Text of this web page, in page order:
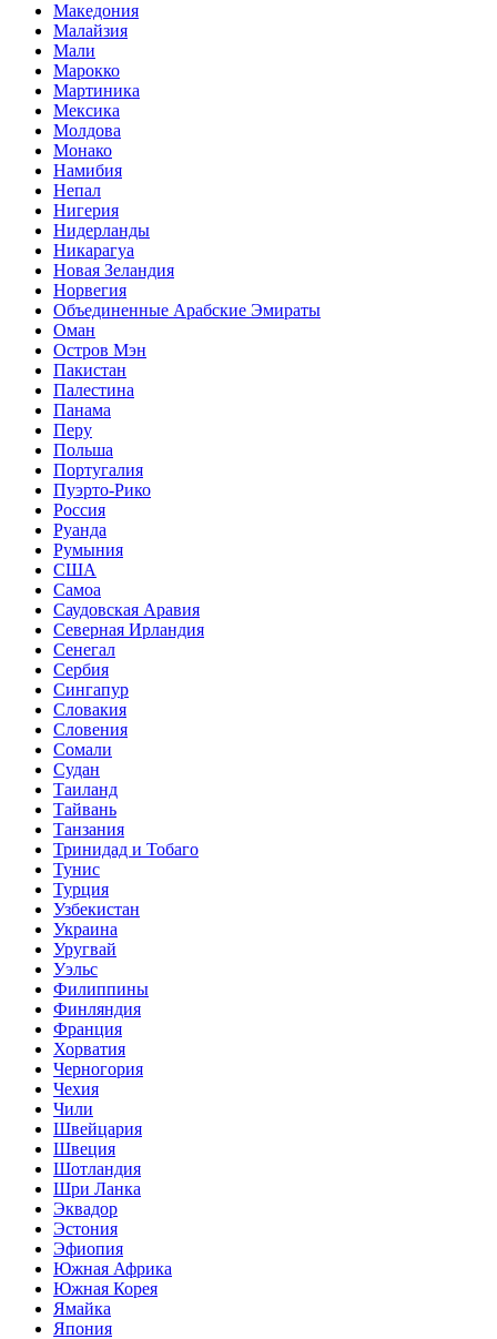
Македония
Малайзия
Мали
Марокко
Мартиника
Мексика
Молдова
Монако
Намибия
Непал
Нигерия
Нидерланды
Никарагуа
Новая Зеландия
Норвегия
Объединенные Арабские Эмираты
Оман
Остров Мэн
Пакистан
Палестина
Панама
Перу
Польша
Португалия
Пуэрто-Рико
Россия
Руанда
Румыния
США
Самоа
Саудовская Аравия
Северная Ирландия
Сенегал
Сербия
Сингапур
Словакия
Словения
Сомали
Судан
Таиланд
Тайвань
Танзания
Тринидад и Тобаго
Тунис
Турция
Узбекистан
Украина
Уругвай
Уэльс
Филиппины
Финляндия
Франция
Хорватия
Черногория
Чехия
Чили
Швейцария
Швеция
Шотландия
Шри Ланка
Эквадор
Эстония
Эфиопия
Южная Африка
Южная Корея
Ямайка
Япония